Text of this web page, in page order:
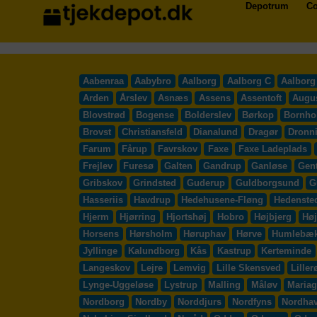
Depotrum
Aabenraa Aabybro Aalborg Aalborg C
Arden
Årslev Asnæs Assens Assentoft
Blovstrød
Bogense Bolderslev Børkop
Brovst
Christiansfeld Dianalund Dragør
Farum
Fårup Favrskov Faxe Faxe Ladeplads
Frejlev
Furesø Galten Gandrup Ganløse
Gribskov
Grindsted Guderup Guldborgsund
Hasseriis
Havdrup Hedehusene-Fløng Hedensted
Hjerm
Hjørring Hjortshøj Hobro Højbjerg
Horsens
Hørsholm Høruphav Hørve
Jyllinge
Kalundborg Kås Kastrup Kerteminde
Langeskov
Lejre Lemvig Lille Skensved
Lynge-Uggeløse
Lystrup Malling Måløv
Nordborg
Nordby Norddjurs Nordfyns